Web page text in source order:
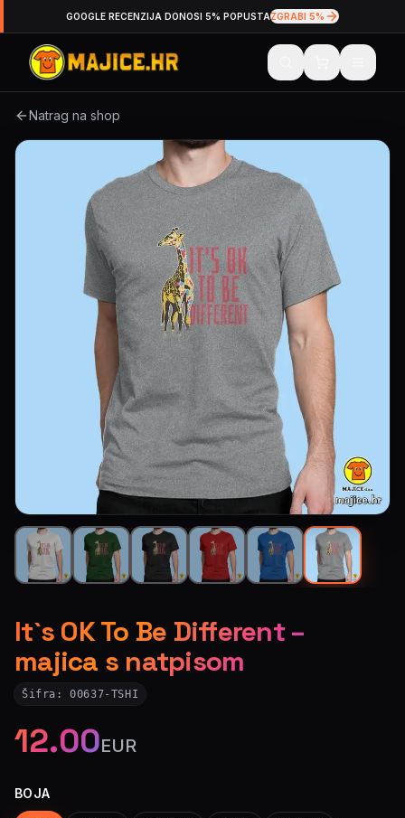
GOOGLE RECENZIJA DONOSI 5% POPUSTAZGRABI 5%
Natrag na shop
It`s OK To Be Different –
majica s natpisom
Šifra:00637-TSHI
12.00EUR
BOJA